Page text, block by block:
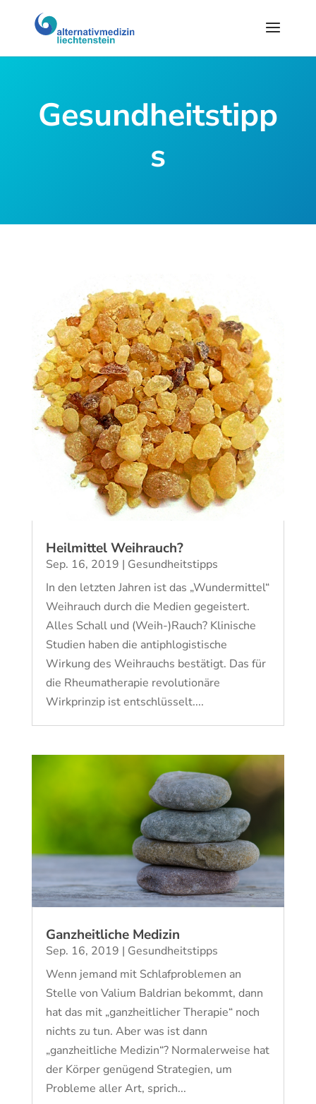
Gesundheitstipp
s
Heilmittel Weihrauch?
Sep. 16, 2019 | Gesundheitstipps
In den letzten Jahren ist das „Wundermittel“
Weihrauch durch die Medien gegeistert.
Alles Schall und (Weih-)Rauch? Klinische
Studien haben die antiphlogistische
Wirkung des Weihrauchs bestätigt. Das für
die Rheumatherapie revolutionäre
Wirkprinzip ist entschlüsselt....
Ganzheitliche Medizin
Sep. 16, 2019 | Gesundheitstipps
Wenn jemand mit Schlafproblemen an
Stelle von Valium Baldrian bekommt, dann
hat das mit „ganzheitlicher Therapie“ noch
nichts zu tun. Aber was ist dann
„ganzheitliche Medizin“? Normalerweise hat
der Körper genügend Strategien, um
Probleme aller Art, sprich...